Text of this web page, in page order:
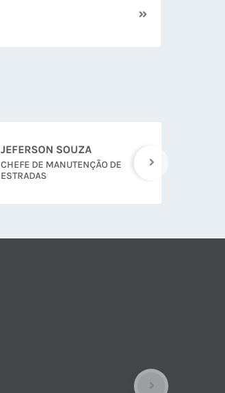
VITOR SILVA
CHEFE DE MANUTENÇÃO DE
FROTA